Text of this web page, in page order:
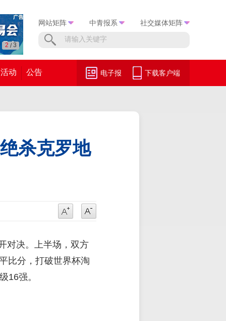
3 / 3
网站矩阵 中青报系 社交媒体矩阵
活动 公告 电子报 下载客户端
杀克罗地
对决。上半场，双方
比分，打破世界杯淘
16强。